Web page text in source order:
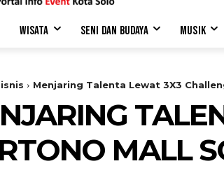
WISATA SENI DAN BUDAYA MUSIK
Menjaring Talenta Lewat 3X3
MALL